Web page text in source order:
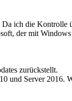
ich die Kontrolle
der mit
zurückstellt.
und Server 2016.